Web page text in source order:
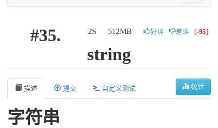
2S 512MB 好评 差评 [-95]
#35.
string
统计
描述 提交 自定义测试
字符串